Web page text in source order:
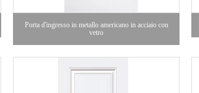
Porta d'ingresso in metallo americano in acciaio con
vetro